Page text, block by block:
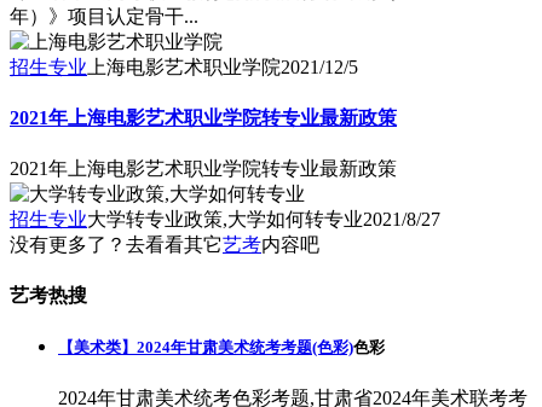
年）》项目认定骨干...
招生专业 上海电影艺术职业学院2021/12/5
2021年上海电影艺术职业学院转专业最新政策
2021年上海电影艺术职业学院转专业最新政策
招生专业大学转专业政策,大学如何转专业2021/8/27
没有更多了？去看看其它艺考内容吧
艺考热搜
【美术类】2024年甘肃美术统考考题(色彩)色彩
2024年甘肃美术统考色彩考题,甘肃省2024年美术联考考